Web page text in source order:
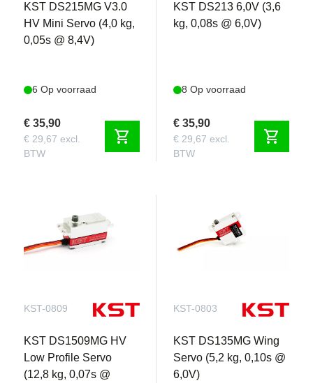
KST DS215MG V3.0
HV Mini Servo (4,0 kg,
0,05s @ 8,4V)
6 Op voorraad
€ 35,90
€ 29,67 excl.
BTW
shopping_cart
KST DS213 6,0V (3,6
kg, 0,08s @ 6,0V)
8 Op voorraad
€ 35,90
€ 29,67 excl.
BTW
shopping_cart
KST-0809
KST DS1509MG HV
Low Profile Servo
(12,8 kg, 0,07s @
KST-0803
KST DS135MG Wing
Servo (5,2 kg, 0,10s @
6,0V)